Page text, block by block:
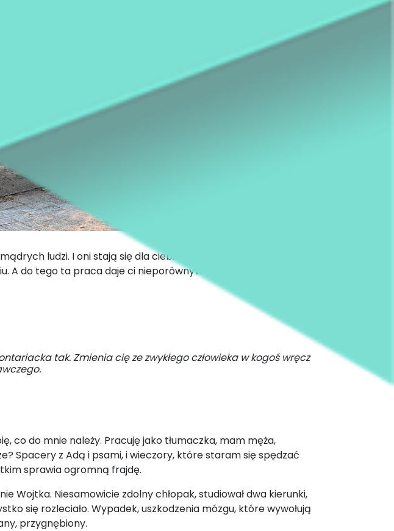
ludzi. I oni stają się dla ciebie rodziną. Taką, którą sama
A do tego ta praca daje ci nieporównywalne z niczym poczucie
tak. Zmienia cię ze zwykłego człowieka w kogoś wręcz
co do mnie należy. Pracuję jako tłumaczka, mam męża,
Spacery z Adą i psami, i wieczory, które staram się spędzać
sprawia ogromną frajdę.
Wojtka. Niesamowicie zdolny chłopak, studiował dwa kierunki,
się rozleciało. Wypadek, uszkodzenia mózgu, które wywołują
przygnębiony.